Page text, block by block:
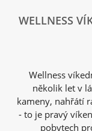
WELLNESS
Wellness
několik let v
kameny, nahřátí
- to je pravý
pobytech